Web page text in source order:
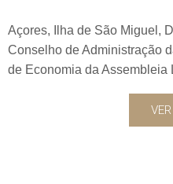
Açores, Ilha de São Miguel,
Conselho de Administração
de Economia da